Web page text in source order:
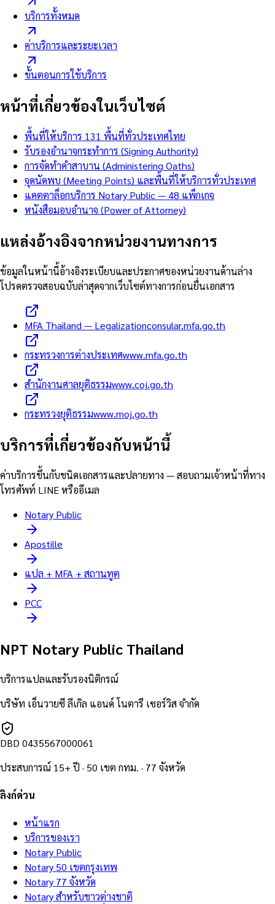
บริการทั้งหมด
ค่าบริการและระยะเวลา
ขั้นตอนการใช้บริการ
หน้าที่เกี่ยวข้องในเว็บไซต์
พื้นที่ให้บริการ 131 พื้นที่ทั่วประเทศไทย
รับรองอำนาจกระทำการ (Signing Authority)
การจัดทำคำสาบาน (Administering Oaths)
จุดนัดพบ (Meeting Points) และพื้นที่ให้บริการทั่วประเทศ
แคตตาล็อกบริการ Notary Public — 48 แพ็กเกจ
หนังสือมอบอำนาจ (Power of Attorney)
แหล่งอ้างอิงจากหน่วยงานทางการ
ข้อมูลในหน้านี้อ้างอิงระเบียบและประกาศของหน่วยงานด้านล่าง
โปรดตรวจสอบฉบับล่าสุดจากเว็บไซต์ทางการก่อนยื่นเอกสาร
MFA Thailand — Legalizationconsular.mfa.go.th
กระทรวงการต่างประเทศwww.mfa.go.th
สำนักงานศาลยุติธรรมwww.coj.go.th
กระทรวงยุติธรรมwww.moj.go.th
บริการที่เกี่ยวข้องกับหน้านี้
ค่าบริการขึ้นกับชนิดเอกสารและปลายทาง — สอบถามเจ้าหน้าที่ทาง
โทรศัพท์ LINE หรืออีเมล
Notary Public
Apostille
แปล + MFA + สถานทูต
PCC
NPT Notary Public Thailand
บริการแปลและรับรองนิติกรณ์
บริษัท เอ็นวายซี ลีเกิล แอนด์ โนตารี เซอร์วิส จำกัด
DBD 0435567000061
ประสบการณ์ 15+ ปี · 50 เขต กทม. · 77 จังหวัด
ลิงก์ด่วน
หน้าแรก
บริการของเรา
Notary Public
Notary 50 เขตกรุงเทพ
Notary 77 จังหวัด
Notary สำหรับชาวต่างชาติ